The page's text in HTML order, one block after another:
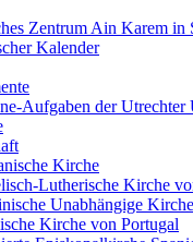
Zentrum Ain Karem in
Kalender
Aufgaben der Utrechter
Kirche
Lutherische Kirche
Unabhängige Kirche
Kirche von Portugal